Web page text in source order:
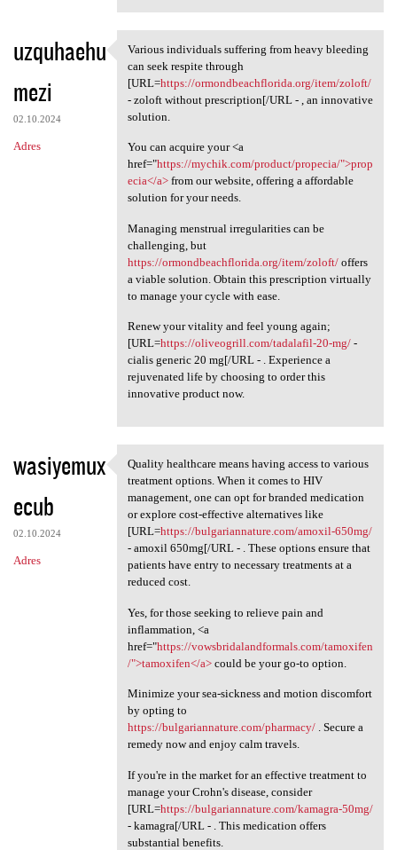
uzquhaehu
mezi
02.10.2024
Adres
Various individuals suffering
Various individuals suffering from heavy bleeding
can seek respite through
[URL=https://ormondbeachflorida.org/item/zoloft/
- zoloft without prescription[/URL - , an innovative
solution.
You can acquire your <a
href="https://mychik.com/product/propecia/">prop
ecia</a>from our website, offering a affordable
solution for your needs.
Managing menstrual irregularities can be
challenging, but
https://ormondbeachflorida.org/item/zoloft/offers
a viable solution. Obtain this prescription virtually
to manage your cycle with ease.
Renew your vitality and feel young again;
[URL=https://oliveogrill.com/tadalafil-20-mg/-
cialis generic 20 mg[/URL - . Experience a
rejuvenated life by choosing to order this
innovative product now.
wasiyemux
ecub
02.10.2024
Adres
Quality healthcare means
Quality healthcare means having access to various
treatment options. When it comes to HIV
management, one can opt for branded medication
or explore cost-effective alternatives like
[URL=https://bulgariannature.com/amoxil-650mg/
- amoxil 650mg[/URL - . These options ensure that
patients have entry to necessary treatments at a
reduced cost.
Yes, for those seeking to relieve pain and
inflammation, <a
href="https://vowsbridalandformals.com/tamoxifen
/">tamoxifen</a>could be your go-to option.
Minimize your sea-sickness and motion discomfort
by opting to
https://bulgariannature.com/pharmacy/. Secure a
remedy now and enjoy calm travels.
If you're in the market for an effective treatment to
manage your Crohn's disease, consider
[URL=https://bulgariannature.com/kamagra-50mg/
- kamagra[/URL - . This medication offers
substantial benefits.